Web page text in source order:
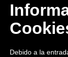
Debido a la